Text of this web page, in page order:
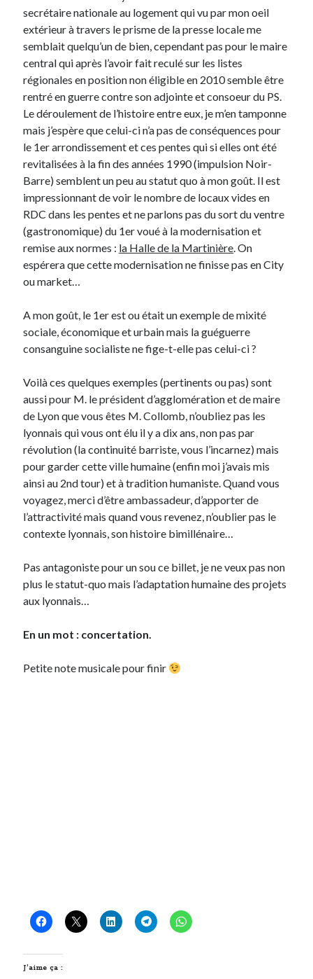
secrétaire nationale au logement qui vu par mon oeil
extérieur à travers le prisme de la presse locale me
semblait quelqu’un de bien, cependant pas pour le maire
central qui après l’avoir fait reculé sur les listes
régionales en position non éligible en 2010 semble être
rentré en guerre contre son adjointe et consoeur du PS.
Le déroulement de l’histoire entre eux, je m’en tamponne
mais j’espère que celui-ci n’a pas de conséquences pour
le 1er arrondissement et ces pentes qui si elles ont été
revitalisées à la fin des années 1990 (impulsion Noir-
Barre) semblent un peu au statut quo à mon goût. Il est
impressionnant de voir le nombre de locaux vides en
RDC dans les pentes et ne parlons pas du sort du ventre
(gastronomique) du 1er voué à la modernisation et
remise aux normes : la Halle de la Martinière. On
espérera que cette modernisation ne finisse pas en City
ou market…
A mon goût, le 1er est ou était un exemple de mixité
sociale, économique et urbain mais la guéguerre
consanguine socialiste ne fige-t-elle pas celui-ci ?
Voilà ces quelques exemples (pertinents ou pas) sont
aussi pour M. le président d’agglomération et de maire
de Lyon que vous êtes M. Collomb, n’oubliez pas les
lyonnais qui vous ont élu il y a dix ans, non pas par
révolution (la continuité barriste, vous l’incarnez) mais
pour garder cette ville humaine (enfin moi j’avais mis
ainsi au 2nd tour) et à tradition humaniste. Quand vous
voyagez, merci d’être ambassadeur, d’apporter de
l’attractivité mais quand vous revenez, n’oublier pas le
contexte lyonnais, son histoire bimillénaire…
Pas antagoniste pour un sou ce billet, je ne veux pas non
plus le statut-quo mais l’adaptation humaine des projets
aux lyonnais…
En un mot : concertation.
Petite note musicale pour finir
J’aime ça :